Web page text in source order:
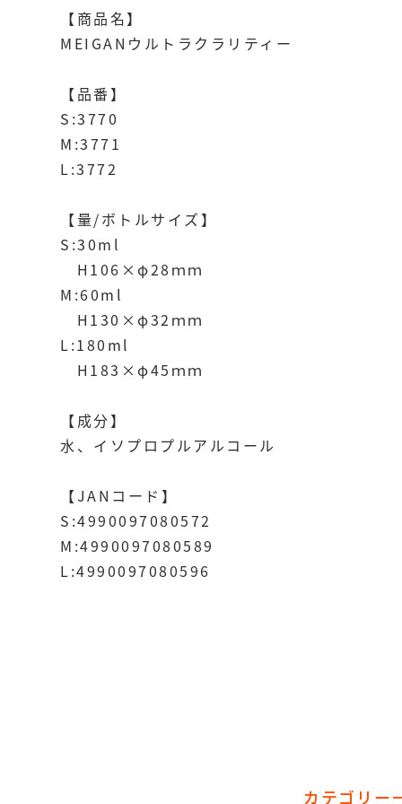
【商品名】
MEIGANウルトラクラリティー
【品番】
S:3770
M:3771
L:3772
【量/ボトルサイズ】
S:30ml
H106×φ28ｍｍ
M:60ml
H130×φ32ｍｍ
L:180ml
H183×φ45ｍｍ
【成分】
水、イソプロプルアルコール
【JANコード】
S:4990097080572
M:4990097080589
L:4990097080596
カテゴリー